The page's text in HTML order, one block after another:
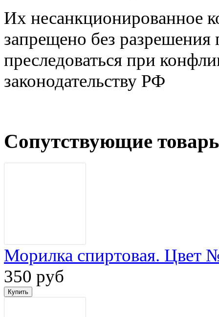
Их несанкционированное
запрещено без разрешения
преследоваться при
законодательству РФ
Сопутствующие
Морилка спиртовая. Цвет
350 руб